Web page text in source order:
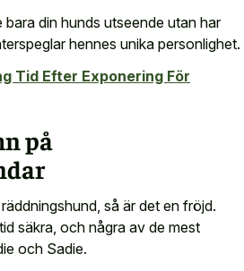
bara din hunds utseende utan har
hennes unika personlighet.
Tid Efter Exponering För
på
så är det en fröjd.
säkra, och några av de mest
och Sadie.